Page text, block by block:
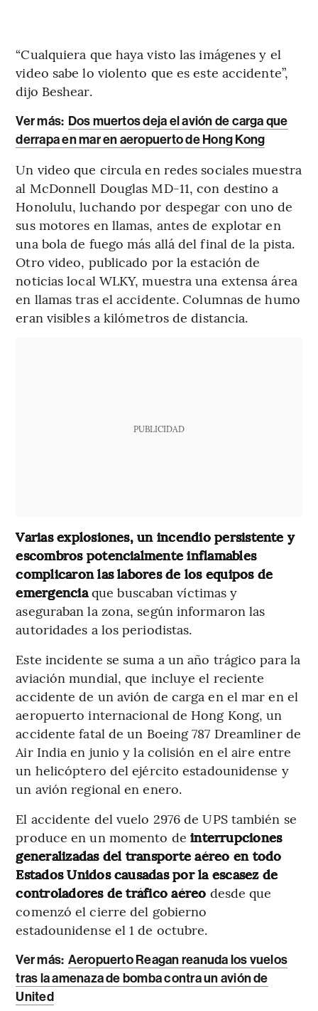
“Cualquiera que haya visto las imágenes y el
video sabe lo violento que es este accidente”,
dijo Beshear.
Ver más: Dos muertos deja el avión de carga que
derrapa en mar en aeropuerto de Hong Kong
Un video que circula en redes sociales muestra
al McDonnell Douglas MD-11, con destino a
Honolulu, luchando por despegar con uno de
sus motores en llamas, antes de explotar en
una bola de fuego más allá del final de la pista.
Otro video, publicado por la estación de
noticias local WLKY, muestra una extensa área
en llamas tras el accidente. Columnas de humo
eran visibles a kilómetros de distancia.
PUBLICIDAD
Varias explosiones, un incendio persistente y
escombros potencialmente inflamables
complicaron las labores de los equipos de
emergenciaque buscaban víctimas y
aseguraban la zona, según informaron las
autoridades a los periodistas.
Este incidente se suma a un año trágico para la
aviación mundial, que incluye el reciente
accidente de un avión de carga en el mar en el
aeropuerto internacional de Hong Kong, un
accidente fatal de un Boeing 787 Dreamliner de
Air India en junio y la colisión en el aire entre
un helicóptero del ejército estadounidense y
un avión regional en enero.
El accidente del vuelo 2976 de UPS también se
produce en un momento de interrupciones
generalizadas del transporte aéreo en todo
Estados Unidos causadas por la escasez de
controladores de tráfico aéreo desde que
comenzó el cierre del gobierno
estadounidense el 1 de octubre.
Ver más: Aeropuerto Reagan reanuda los vuelos
tras la amenaza de bomba contra un avión de
United